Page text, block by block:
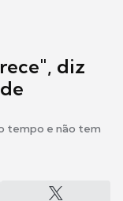
diz
tempo e não tem